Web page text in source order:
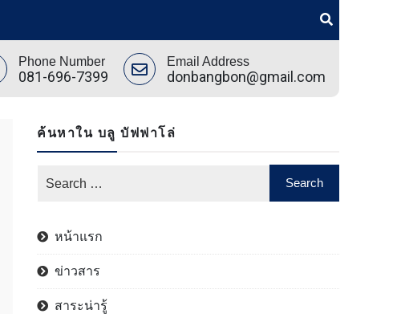
Phone Number
081-696-7399
Email Address
donbangbon@gmail.com
ค้นหาใน บลู บัฟฟาโล่
หน้าแรก
ข่าวสาร
สาระน่ารู้